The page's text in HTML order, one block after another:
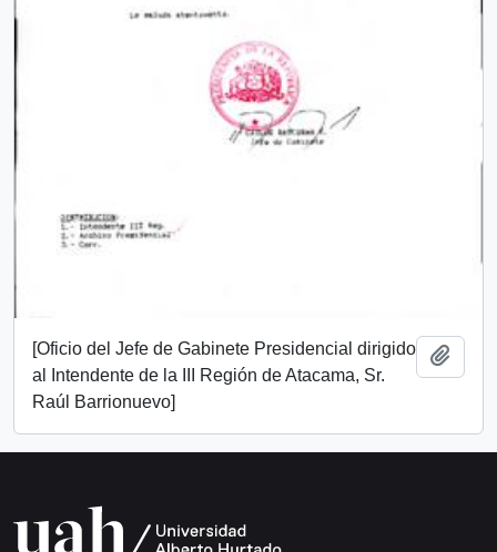
[Oficio del Jefe de Gabinete Presidencial dirigido
al Intendente de la III Región de Atacama, Sr.
Raúl Barrionuevo]